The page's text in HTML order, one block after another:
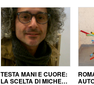
TESTA MANI E CUORE:
LA SCELTA DI MICHELE